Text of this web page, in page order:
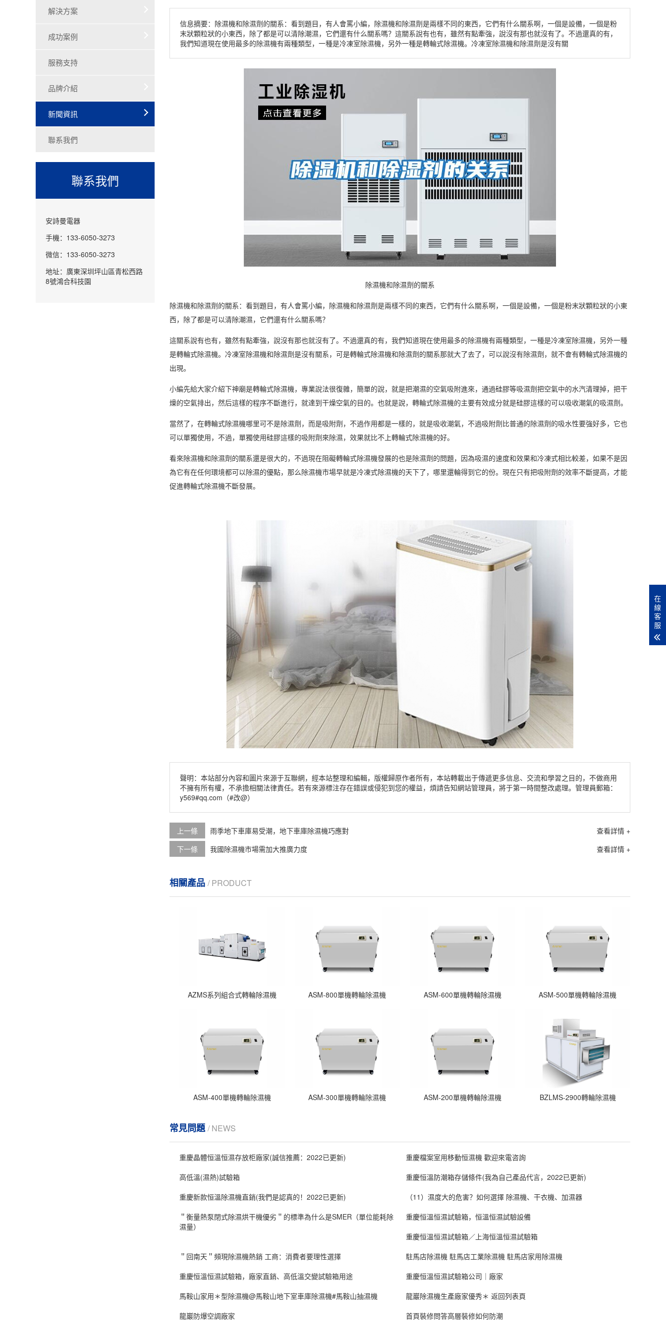
解決方案
成功案例
服務支持
品牌介紹
新聞資訊
聯系我們
聯系我們
安詩曼電器
手機：133-6050-3273
微信：133-6050-3273
地址：廣東深圳坪山區青松西路
8號鴻合科技園
信息摘要：除濕機和除濕劑的關系：看到題目，有人會罵小編，除濕機和除濕劑是兩樣不同的東西，它們有什么關系啊，一個是設備，一個是粉
末狀顆粒狀的小東西，除了都是可以清除潮濕，它們還有什么關系嗎？這關系說有也有，雖然有點牽強，說沒有那也就沒有了。不過還真的有，
我們知道現在使用最多的除濕機有兩種類型，一種是冷凍室除濕機，另外一種是轉輪式除濕機。冷凍室除濕機和除濕劑是沒有關
除濕機和除濕劑的關系
除濕機和除濕劑的關系：看到題目，有人會罵小編，除濕機和除濕劑是兩樣不同的東西，它們有什么關系啊，一個是設備，一個是粉末狀顆粒狀的小東
西，除了都是可以清除潮濕，它們還有什么關系嗎？
這關系說有也有，雖然有點牽強，說沒有那也就沒有了。不過還真的有，我們知道現在使用最多的除濕機有兩種類型，一種是冷凍室除濕機，另外一種
是轉輪式除濕機。冷凍室除濕機和除濕劑是沒有關系，可是轉輪式除濕機和除濕劑的關系那就大了去了，可以說沒有除濕劑，就不會有轉輪式除濕機的
出現。
小編先給大家介紹下神廟是轉輪式除濕機，專業說法很復雜，簡單的說，就是把潮濕的空氣吸附進來，通過硅膠等吸濕劑把空氣中的水汽清理掉，把干
燥的空氣排出，然后這樣的程序不斷進行，就達到干燥空氣的目的。也就是說，轉輪式除濕機的主要有效成分就是硅膠這樣的可以吸收潮氣的吸濕劑。
當然了，在轉輪式除濕機哪里可不是除濕劑，而是吸附劑，不過作用都是一樣的，就是吸收潮氣，不過吸附劑比普通的除濕劑的吸水性要強好多，它也
可以單獨使用，不過，單獨使用硅膠這樣的吸附劑來除濕，效果就比不上轉輪式除濕機的好。
看來除濕機和除濕劑的關系還是很大的，不過現在阻礙轉輪式除濕機發展的也是除濕劑的問題，因為吸濕的速度和效果和冷凍式相比較差，如果不是因
為它有在任何環境都可以除濕的優點，那么除濕機市場早就是冷凍式除濕機的天下了，哪里還輪得到它的份。現在只有把吸附劑的效率不斷提高，才能
促進轉輪式除濕機不斷發展。
聲明：本站部分內容和圖片來源于互聯網，經本站整理和編輯，版權歸原作者所有，本站轉載出于傳遞更多信息、交流和學習之目的，不做商用
不擁有所有權，不承擔相關法律責任。若有來源標注存在錯誤或侵犯到您的權益，煩請告知網站管理員，將于第一時間整改處理。管理員郵箱：
y569#qq.com（#改@）
上一條 雨季地下車庫易受潮，地下車庫除濕機巧應對
查看詳情 +
下一條
我國除濕機市場需加大推廣力度 查看詳情 +
相關產品 / PRODUCT
AZMS系列組合式轉輪除濕機 ASM-800單機轉輪除濕機 ASM-600單機轉輪除濕機 ASM-500單機轉輪除濕機
ASM-400單機轉輪除濕機 ASM-300單機轉輪除濕機 ASM-200單機轉輪除濕機 BZLMS-2900轉輪除濕機
常見問題/ NEWS
重慶晶體恒溫恒濕存放柜廠家(誠信推薦：2022已更新)
重慶檔案室用移動恒濕機 歡迎來電咨詢
高低溫(濕熱)試驗箱
重慶恒溫防潮箱存儲條件(我為自己產品代言，2022已更新)
重慶新款恒溫除濕機直銷(我們是認真的！2022已更新)
（11）濕度大的危害？如何選擇 除濕機、干衣機、加濕器
＂衡量熱泵閉式除濕烘干機優劣＂的標準為什么是SMER（單位能耗除
濕量）
重慶恒溫恒濕試驗箱，恒溫恒濕試驗設備
重慶恒溫恒濕試驗箱／上海恒溫恒濕試驗箱
＂回南天＂頻現除濕機熱銷 工商：消費者要理性選擇
駐馬店除濕機 駐馬店工業除濕機 駐馬店家用除濕機
重慶恒溫恒濕試驗箱，廠家直銷、高低溫交變試驗箱用途
重慶恒溫恒濕試驗箱公司｜廠家
馬鞍山家用＊型除濕機@馬鞍山地下室車庫除濕機#馬鞍山抽濕機
龍巖除濕機生產廠家優秀＊ 返回列表頁
龍巖防爆空調廠家
首頁裝修問答高層裝修如何防潮
在
線
客
服